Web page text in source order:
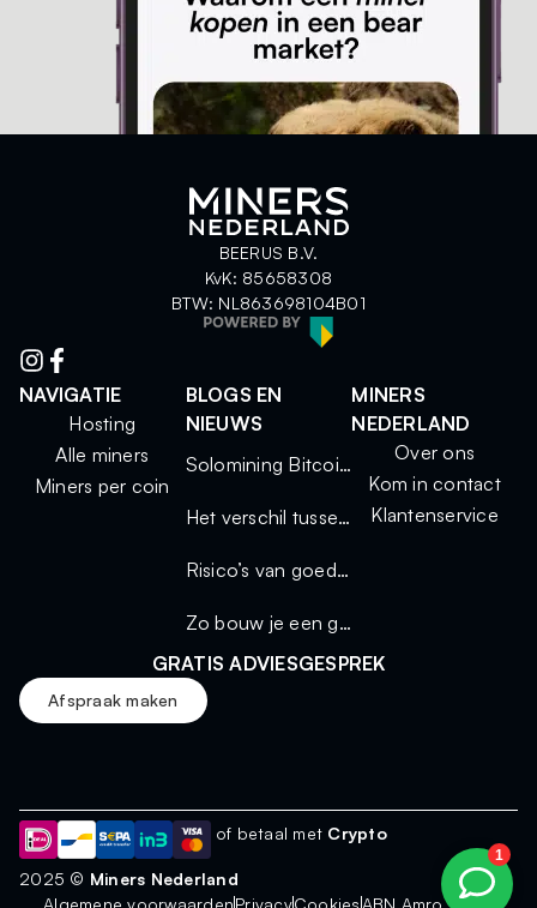
BEERUS B.V.
KvK: 85658308
BTW: NL863698104B01
NAVIGATIE
Hosting
Alle miners
Miners per coin
BLOGS EN
NIEUWS
Solomining Bitcoin 2025: kleine miners, grote kansen
Het verschil tussen solo mining en mining via een pool
Risico’s van goedkope miners
Zo bouw je een geluidsdichte miningkast voor thuisgebruik
MINERS
NEDERLAND
Over ons
Kom in contact
Klantenservice
GRATIS ADVIESGESPREK
Afspraak maken
of betaal met Crypto
2025 © Miners Nederland
Algemene voorwaardenPrivacyCookies ABN Amro - FAQ